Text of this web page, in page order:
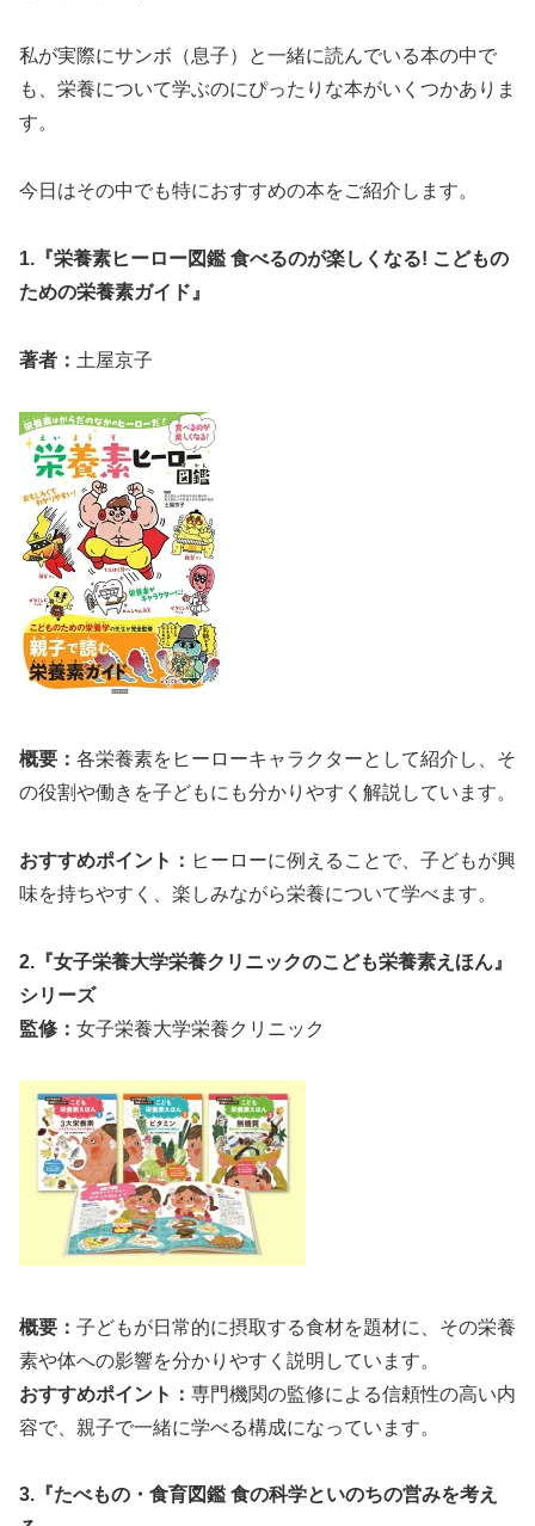
私が実際にサンボ（息子）と一緒に読んでいる本の中で
も、栄養について学ぶのにぴったりな本がいくつかありま
す。
今日はその中でも特におすすめの本をご紹介します。
1.『栄養素ヒーロー図鑑 食べるのが楽しくなる! こどもの
ための栄養素ガイド』
著者： 土屋京子
概要： 各栄養素をヒーローキャラクターとして紹介し、そ
の役割や働きを子どもにも分かりやすく解説しています。
おすすめポイント： ヒーローに例えることで、子どもが興
味を持ちやすく、楽しみながら栄養について学べます。
2.『女子栄養大学栄養クリニックのこども栄養素えほん』
シリーズ
監修： 女子栄養大学栄養クリニック
概要： 子どもが日常的に摂取する食材を題材に、その栄養
素や体への影響を分かりやすく説明しています。
おすすめポイント： 専門機関の監修による信頼性の高い内
容で、親子で一緒に学べる構成になっています。
3.『たべもの・食育図鑑 食の科学といのちの営みを考え